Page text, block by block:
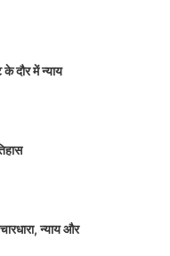
दौर में न्याय
न्याय और